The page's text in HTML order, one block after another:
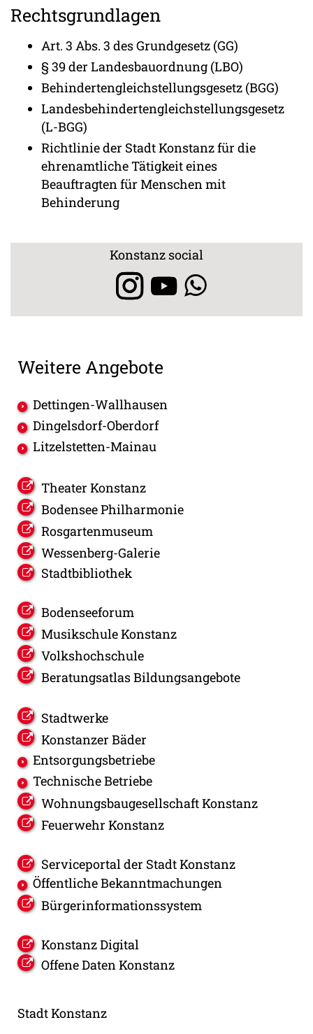
Rechtsgrundlagen
Art. 3 Abs. 3 des Grundgesetz (GG)
§ 39 der Landesbauordnung (LBO)
Behindertengleichstellungsgesetz (BGG)
Landesbehindertengleichstellungsgesetz
(L-BGG)
Richtlinie der Stadt Konstanz für die
ehrenamtliche Tätigkeit eines
Beauftragten für Menschen mit
Behinderung
Konstanz social
Weitere Angebote
Dettingen-Wallhausen
Dingelsdorf-Oberdorf
Litzelstetten-Mainau
Theater Konstanz
Bodensee Philharmonie
Rosgartenmuseum
Wessenberg-Galerie
Stadtbibliothek
Bodenseeforum
Musikschule Konstanz
Volkshochschule
Beratungsatlas Bildungsangebote
Stadtwerke
Konstanzer Bäder
Entsorgungsbetriebe
Technische Betriebe
Wohnungsbaugesellschaft Konstanz
Feuerwehr Konstanz
Serviceportal der Stadt Konstanz
Öffentliche Bekanntmachungen
Bürgerinformationssystem
Konstanz Digital
Offene Daten Konstanz
Stadt Konstanz